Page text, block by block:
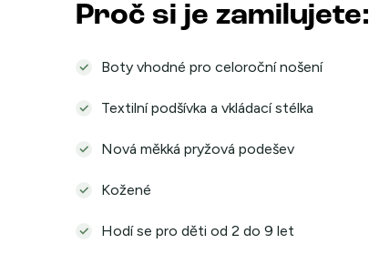
Proč si je zamilujete:
Boty vhodné pro celoroční nošení
Textilní podšívka a vkládací stélka
Nová měkká pryžová podešev
Kožené
Hodí se pro děti od 2 do 9 let